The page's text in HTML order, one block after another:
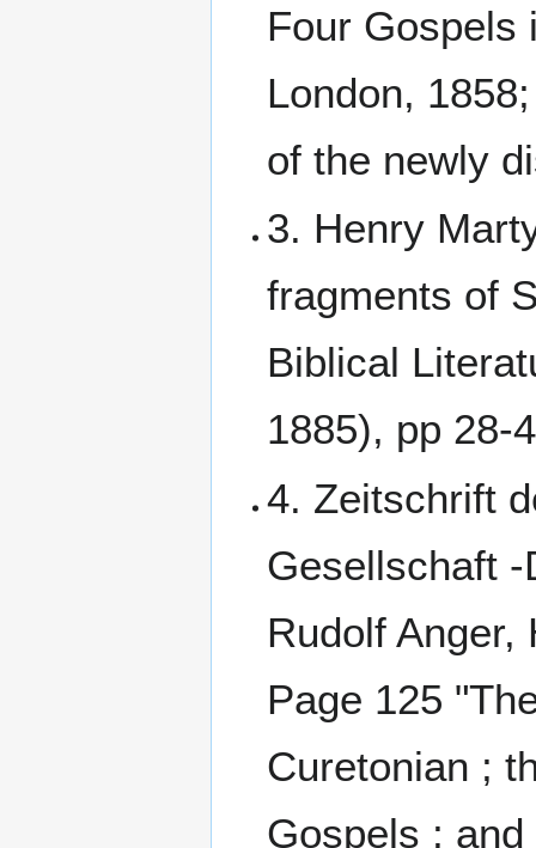
Four Gospels
London,
of the newly
3. Henry
fragments of
Biblical
1885), pp 28-
4. Zeitschrift
Gesellschaft
Rudolf Anger,
Page 125
Curetonian ;
Gospels ;